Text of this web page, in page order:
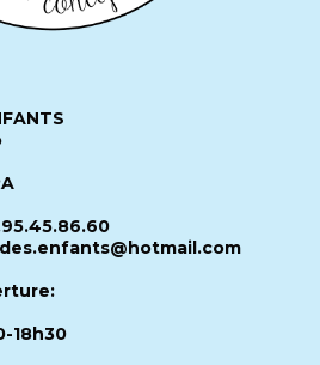
18h30